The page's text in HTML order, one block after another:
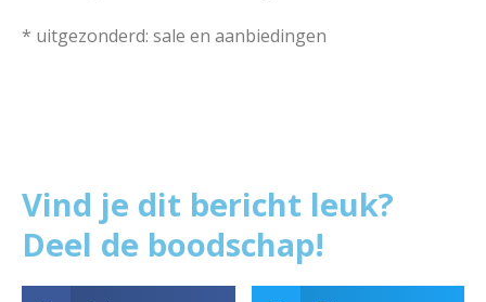
* uitgezonderd: sale en aanbiedingen
Vind je dit bericht leuk?
Deel de boodschap!